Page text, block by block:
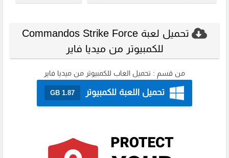
تحميل لعبة Commandos Strike Force
للكمبيوتر من ميديا فاير
من قسم : تحميل العاب للكمبيوتر من ميديا فاير
تحميل اللعبة للكمبيوتر 1.87 GB